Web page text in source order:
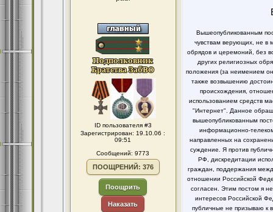
ID пользователя #3
Зарегистрирован: 19.10.06 :
09:51
Сообщений: 9773
ПООЩРЕНИЙ: 376
Поощрить
Наказать
Вышеопубликованным
чувствам верующих, не в
обрядов и церемоний, без
других религиозных
положения (за неимением
также возвышению
происхождения,
использованием средств
"Интернет". Данное
вышеопубликованным
информационно-
направленных на
суждение. Я против
РФ, дискредитации
граждан, поддержания
отношении Российской
согласен. Этим постом я
интересов Российской
публичные не призываю к